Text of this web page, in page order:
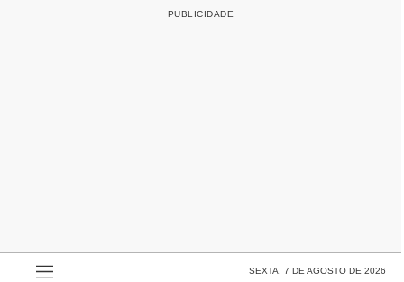
SEXTA, 7 DE AGOSTO DE 2026